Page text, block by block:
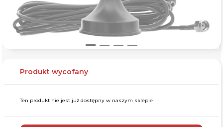
Produkt wycofany
Ten produkt nie jest już dostępny w naszym sklepie